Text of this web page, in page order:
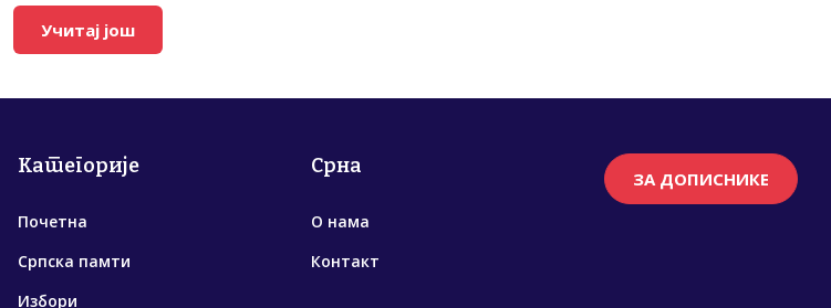
Учитај још
Категорије
Почетна
Српска памти
Избори
Срна
О нама
Контакт
ЗА ДОПИСНИКЕ